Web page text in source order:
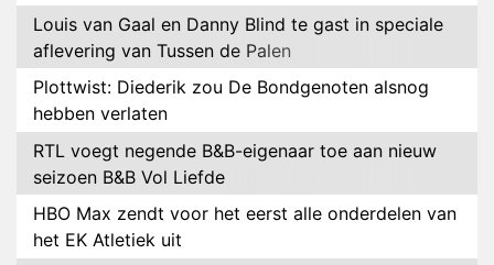
Louis van Gaal en Danny Blind te gast in speciale
aflevering van Tussen de Palen
Plottwist: Diederik zou De Bondgenoten alsnog
hebben verlaten
RTL voegt negende B&B-eigenaar toe aan nieuw
seizoen B&B Vol Liefde
HBO Max zendt voor het eerst alle onderdelen van
het EK Atletiek uit